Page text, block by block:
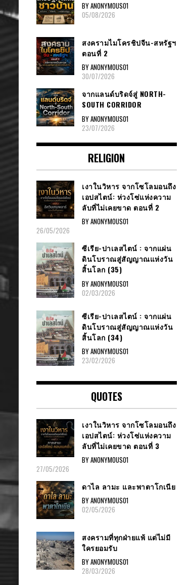
BY ANONYMOUS01
05/08/2026
สงครามไมโครชิปจีน-สหรัฐฯ
ตอนที่ 2
BY ANONYMOUS01
30/07/2026
จากแลนด์บริดจ์สู่ NORTH-
SOUTH CORRIDOR
BY ANONYMOUS01
23/07/2026
RELIGION
เงาในวิหาร จากโซโลมอนถึง
เอปสไตน์: ห่วงโซ่แห่งความ
ลับที่ไม่เคยขาด ตอนที่ 2
BY ANONYMOUS01
26/05/2026
ซีเรีย​-ปาเลสไตน์​ : จากแผ่น
ดินโบราณสู่สัญญาณ​แห่งวัน
สิ้นโลก​ (35)
BY ANONYMOUS01
02/03/2026
ซีเรีย​-ปาเลสไตน์​ : จากแผ่น
ดินโบราณสู่สัญญาณ​แห่งวัน
สิ้นโลก​ (34)
BY ANONYMOUS01
23/02/2026
QUOTES
เงาในวิหาร จากโซโลมอนถึง
เอปสไตน์: ห่วงโซ่แห่งความ
ลับที่ไม่เคยขาด ตอนที่ 3
BY ANONYMOUS01
27/05/2026
ดาไล ลามะ และพาตาโกเนีย
BY ANONYMOUS01
02/05/2026
สงครามที่ทุกฝ่ายแพ้ แต่ไม่มี
ใครยอมรับ
BY ANONYMOUS01
28/03/2026